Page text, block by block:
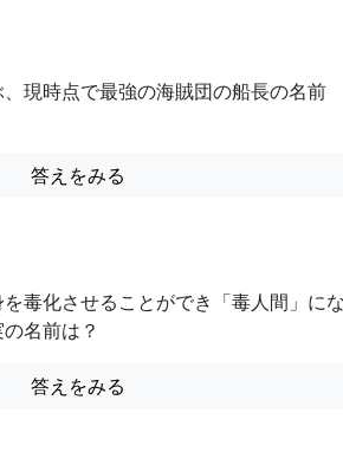
現時点で最強の海賊団の船長の名前
答えをみる
毒化させることができ「毒人間」に
名前は？
答えをみる